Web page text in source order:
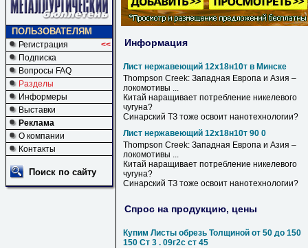
ПОЛЬЗОВАТЕЛЯМ
Регистрация
<<
Подписка
Вопросы FAQ
Разделы
Информеры
Выставки
Реклама
О компании
Контакты
Поиск по сайту
Информация
Лист нержавеющий 12х18н10т в Минске
Thompson Creek: Западная Европа и Азия –
локомотивы ...
Китай наращивает потребление никелевого
чугуна?
Синарский ТЗ тоже освоит нанотехнологии?
Лист нержавеющий 12х18н10т 90 0
Thompson Creek: Западная Европа и Азия –
локомотивы ...
Китай наращивает потребление никелевого
чугуна?
Синарский ТЗ тоже освоит нанотехнологии?
Спрос на продукцию, цены
Купим Листы обрезь Толщиной от 50 до 150
150 Ст 3 . 09г2с ст 45